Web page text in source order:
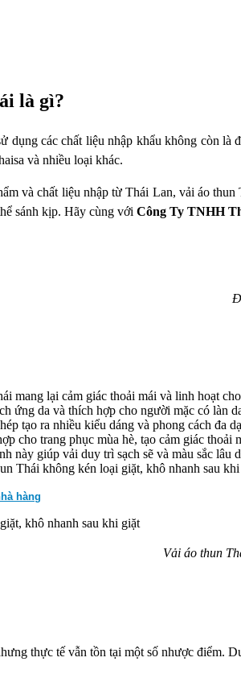
là gì?
dụng các chất liệu nhập khẩu không còn
và nhiều loại khác.
và chất liệu nhập từ Thái Lan, vải áo
sánh kịp. Hãy cùng với Công Ty TNHH
mang lại cảm giác thoải mái và linh hoạt
ứng da và thích hợp cho người mặc có làn
tạo ra nhiều kiểu dáng và phong cách đa
cho trang phục mùa hè, tạo cảm giác thoải
này giúp vải duy trì sạch sẽ và màu sắc lâu
Thái không kén loại giặt, khô nhanh sau
hàng
Vải áo thun
thực tế vẫn tồn tại một số nhược điểm.